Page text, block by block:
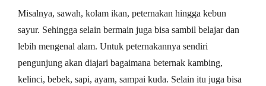
Misalnya, sawah, kolam ikan, peternakan hingga kebun
sayur. Sehingga selain bermain juga bisa sambil belajar dan
lebih mengenal alam. Untuk peternakannya sendiri
pengunjung akan diajari bagaimana beternak kambing,
kelinci, bebek, sapi, ayam, sampai kuda. Selain itu juga bisa